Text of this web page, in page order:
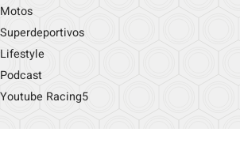
Motos
Superdeportivos
Lifestyle
Podcast
Youtube Racing5